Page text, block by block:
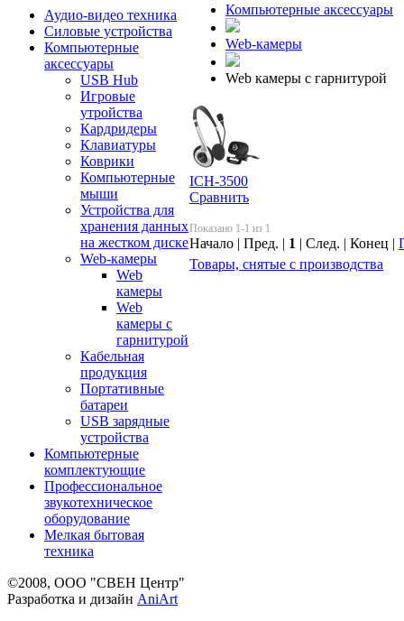
Аудио-видео техника
Силовые устройства
Компьютерные
аксессуары
USB Hub
Игровые
утройства
Кардридеры
Клавиатуры
Коврики
Компьютерные
мыши
Устройства для
хранения данных
на жестком диске
Web-камеры
Web
камеры
Web
камеры с
гарнитурой
Кабельная
продукция
Портативные
батареи
USB зарядные
устройства
Компьютерные
комплектующие
Профессиональное
звукотехническое
оборудование
Мелкая бытовая
техника
Компьютерные аксессуары
Web-камеры
Web камеры с гарнитурой
ICH-3500
Сравнить
Показано 1-1 из 1
Начало | Пред. | 1 | След. | Конец |
Товары, снятые с производства
©2008, ООО "СВЕН Центр"
Разработка и дизайн AniArt